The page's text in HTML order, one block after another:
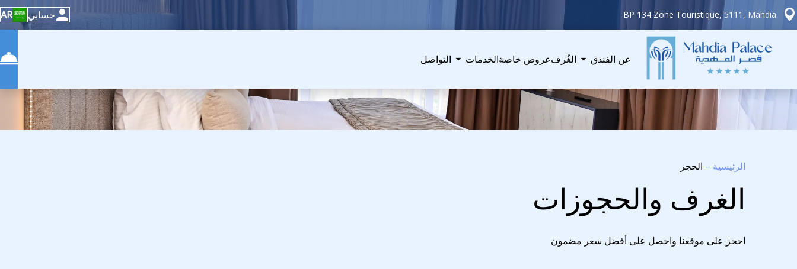
BP 134 Zone Touristique, 5111, Mahdia حسابي AR
عن الفندق الغُرفعروض خاصةالخدمات التواصل
الرئيسية – الحجز
الغرف والحجوزات
احجز على موقعنا واحصل على أفضل سعر مضمون